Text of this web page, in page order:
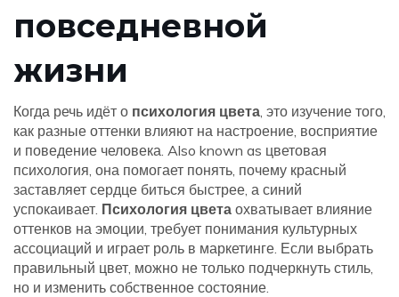
повседневной
жизни
Когда речь идёт о психология цвета, это изучение того,
как разные оттенки влияют на настроение, восприятие
и поведение человека. Also known as цветовая
психология, она помогает понять, почему красный
заставляет сердце биться быстрее, а синий
успокаивает. Психология цвета охватывает влияние
оттенков на эмоции, требует понимания культурных
ассоциаций и играет роль в маркетинге. Если выбрать
правильный цвет, можно не только подчеркнуть стиль,
но и изменить собственное состояние.